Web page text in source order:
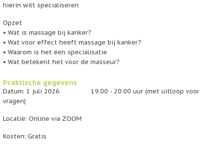
hierin wilt specialiseren
Opzet
•Wat is massagebij kanker?
•Watvoor effectheeft massagebij kanker?
•Waarom is heteen specialisatie
•Watbetekent hetvoor de masseur?
Praktische gegevens
Datum: 1 juli 2026 19.00 - 20.00 uur (met uitloop voor
vragen)
Locatie: Online via ZOOM
Kosten: Gratis